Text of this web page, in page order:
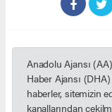
Anadolu Ajansı
Haber Ajansı
haberler, sitemizin
kanallarından